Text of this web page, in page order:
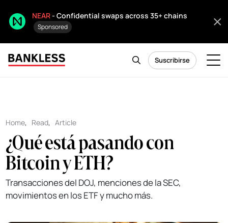
NEAR- Confidential swaps across 35+ chains
Sponsored
Suscribirse
Home, Read,Article
¿Qué está pasando con
Bitcoin y ETH?
Transacciones del DOJ, menciones de la SEC,
movimientos en los ETF y mucho más.